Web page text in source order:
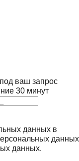
ваш запрос
30 минут
данных в
данных
данных.